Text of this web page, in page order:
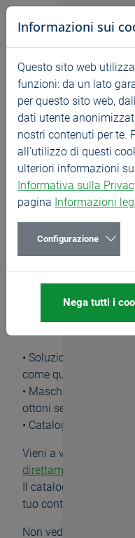
Vai direttamente alla
Vai direttamente al
AMB –
15/09/2026
15. – 19. Settembre
Dal 15 al 19
Stoccarda per l'AMB.
Quest'anno, la
prossimi due anni,
l'innovazione. Un
• Soluzioni ad alta
come quelle utilizzate
• Maschi ad alto
ottoni senza piombo
• Catalogo 17 – con
Vieni a vederci di
direttamente la fascia
Il catalogo 17 è già
tuo contatto su BASS,
Non vediamo l'ora di
Informazioni sui
Questo sito web
funzioni: da un lato
per questo sito web,
dati utente
nostri contenuti per te.
all'utilizzo di questi
ulteriori informazioni
Informativa sulla
pagina Informazioni
Configurazione
Nega tutti i
Notizie